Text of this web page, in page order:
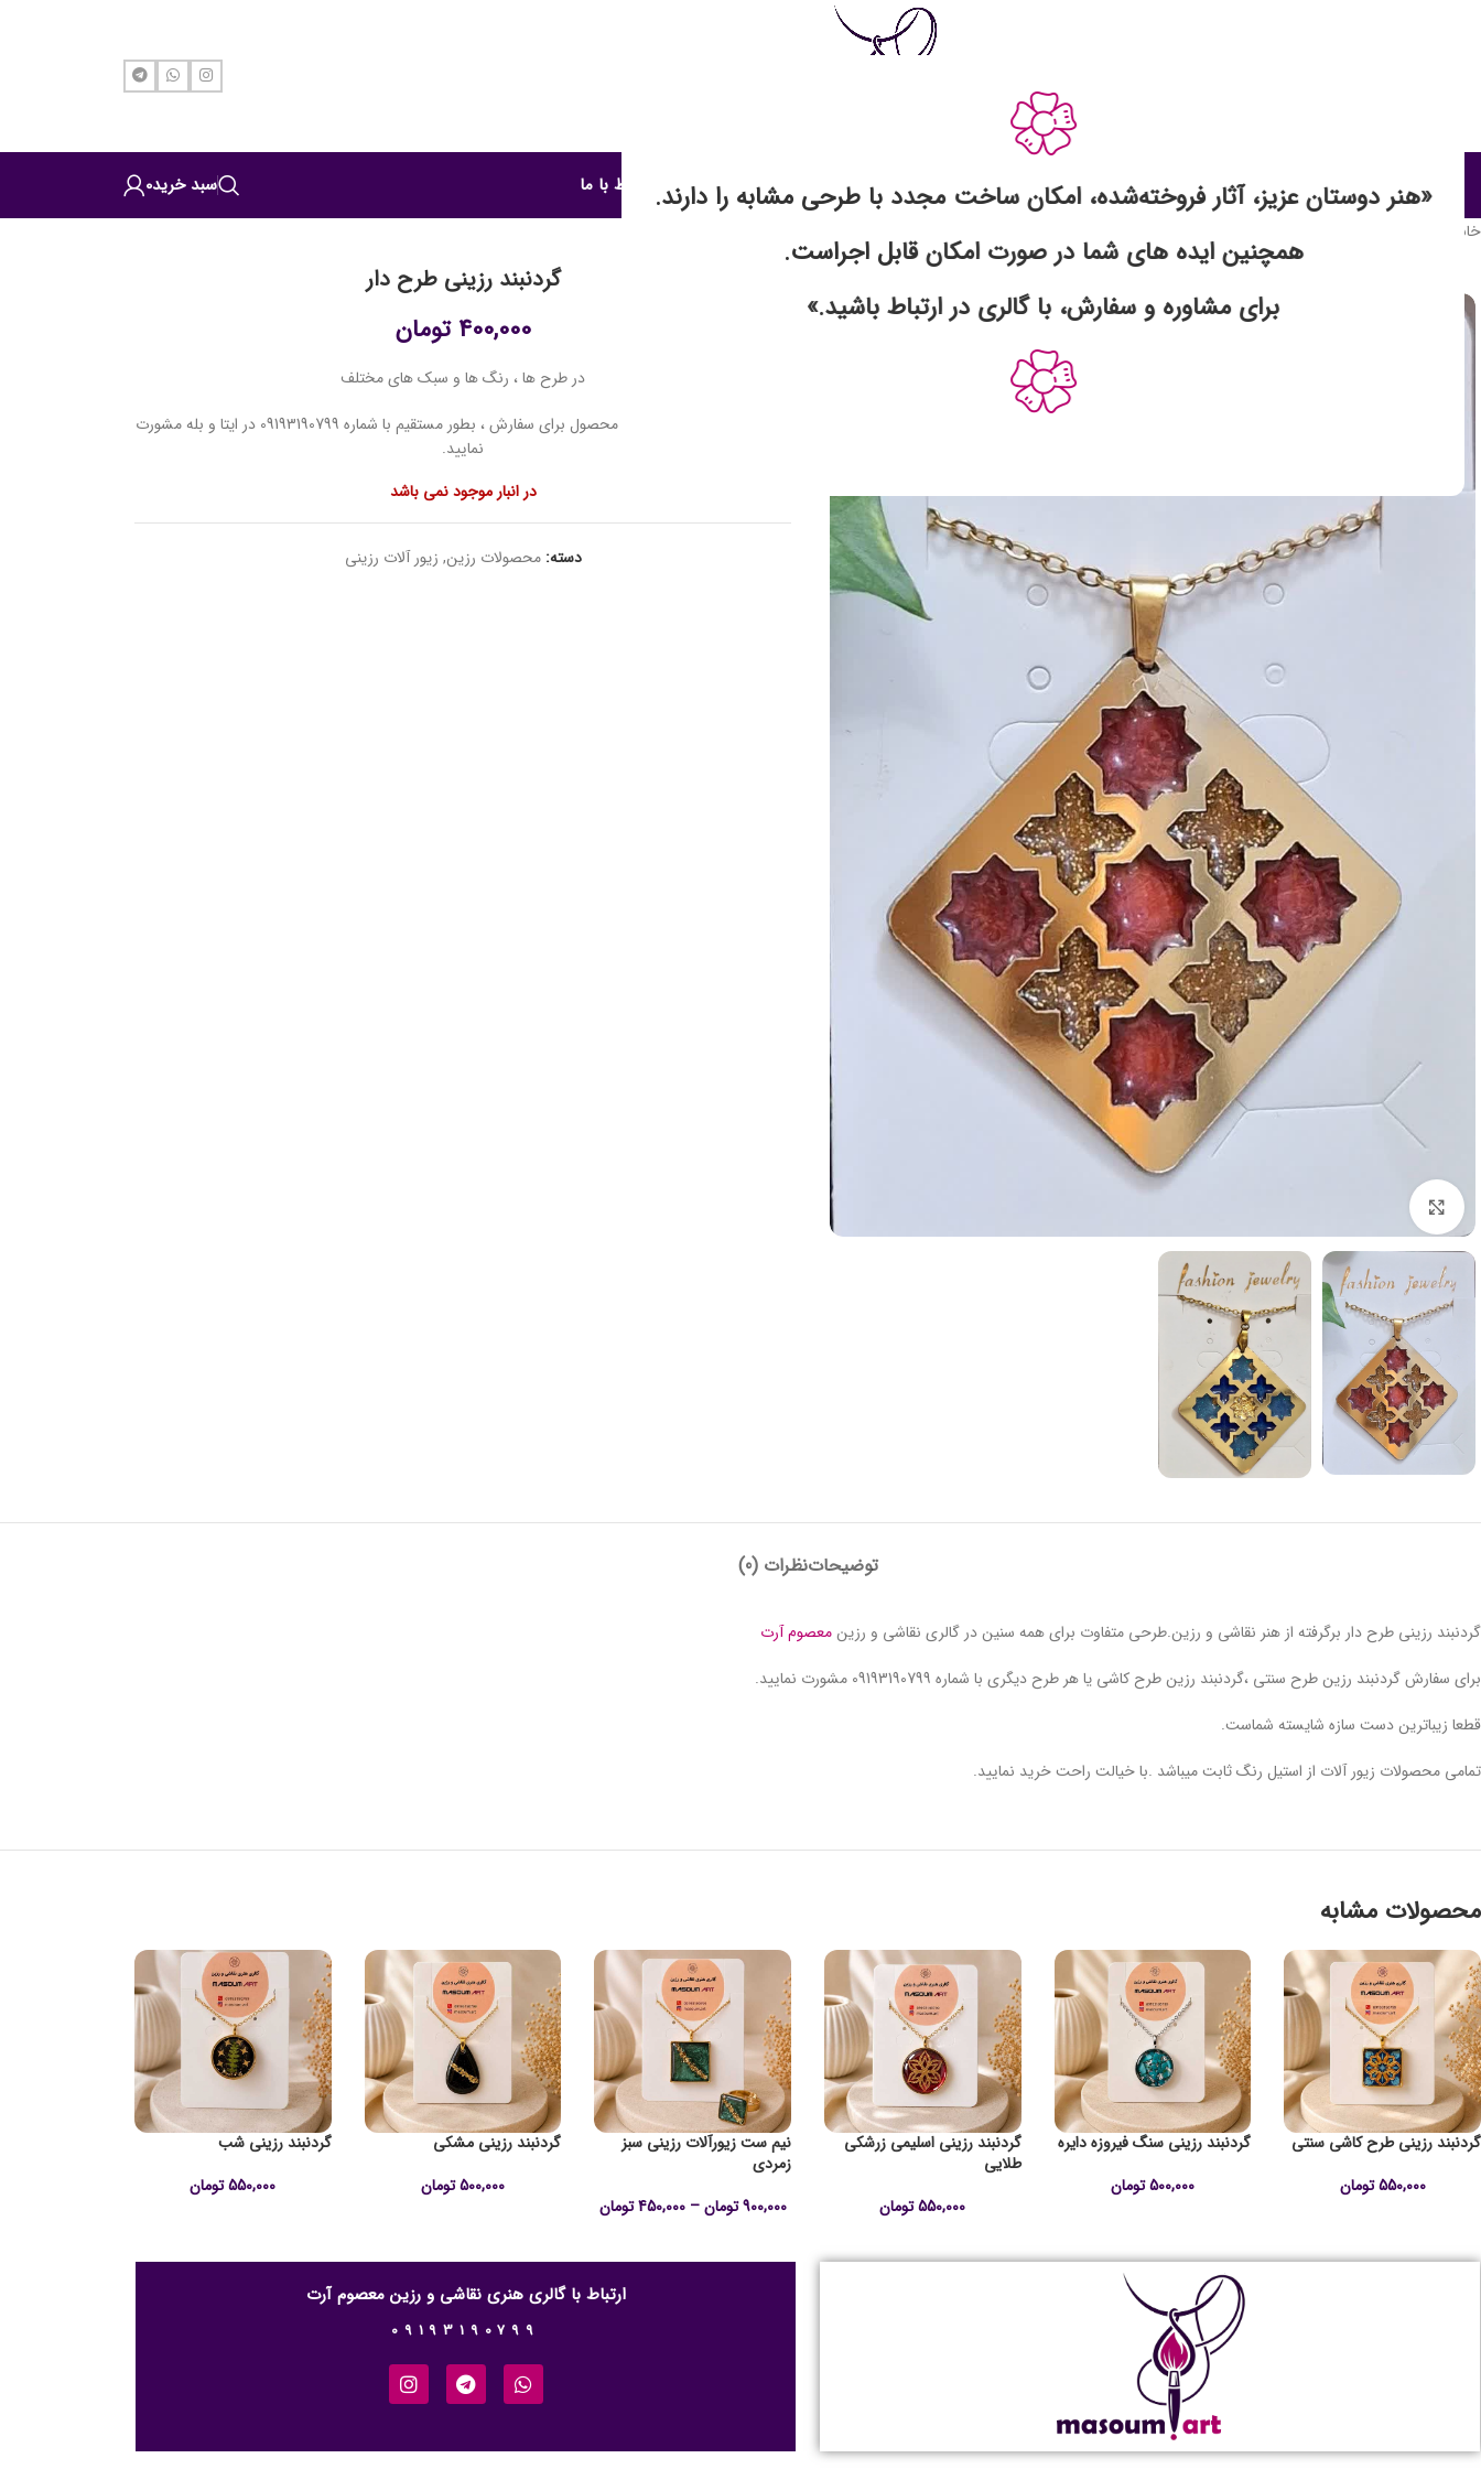
«هنر دوستان عزیز، آثار فروخته‌شده، امکان ساخت مجدد با طرحی مشابه را دارند.
همچنین ایده های شما در صورت امکان قابل اجراست.
برای مشاوره و سفارش، با گالری در ارتباط باشید.»
صفحه اصلی درباره گالری فروشگاه نقاشی و رزین آموزش هنر رزین دانستنی ها ارتباط با ما سبد خرید0
خانه
گردنبند رزینی طرح دار
400,000 تومان
در طرح ها ، رنگ ها و سبک های مختلف
در صورت عدم موجودی این محصول برای سفارش ، بطور مستقیم با شماره 09193190799 در ایتا و بله مشورت
نمایید.
در انبار موجود نمی باشد
دسته: محصولات رزین, زیور آلات رزینی
توضیحاتنظرات (0)
گردنبند رزینی طرح دار برگرفته از هنر نقاشی و رزین.طرحی متفاوت برای همه سنین در گالری نقاشی و رزینمعصوم آرت
برای سفارش گردنبند رزین طرح سنتی ،گردنبند رزین طرح کاشی یا هر طرح دیگری با شماره 09193190799 مشورت نمایید.
قطعا زیباترین دست سازه شایسته شماست.
تمامی محصولات زیور آلات از استیل رنگ ثابت میباشد .با خیالت راحت خرید نمایید.
محصولات مشابه
گردنبند رزینی طرح کاشی سنتی
550,000تومان
گردنبند رزینی سنگ فیروزه دایره
500,000تومان
گردنبند رزینی اسلیمی زرشکی
طلایی
550,000تومان
نیم ست زیورآلات رزینی سبز
زمردی
900,000تومان–
450,000تومان
گردنبند رزینی مشکی
500,000تومان
گردنبند رزینی شب
550,000تومان
ارتباط با گالری هنری نقاشی و رزین معصوم آرت
09193190799